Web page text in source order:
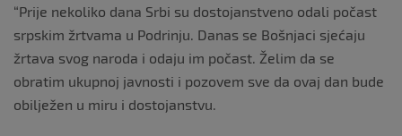
“Prije nekoliko dana Srbi su dostojanstveno odali počast
srpskim žrtvama u Podrinju. Danas se Bošnjaci sjećaju
žrtava svog naroda i odaju im počast. Želim da se
obratim ukupnoj javnosti i pozovem sve da ovaj dan bude
obilježen u miru i dostojanstvu.